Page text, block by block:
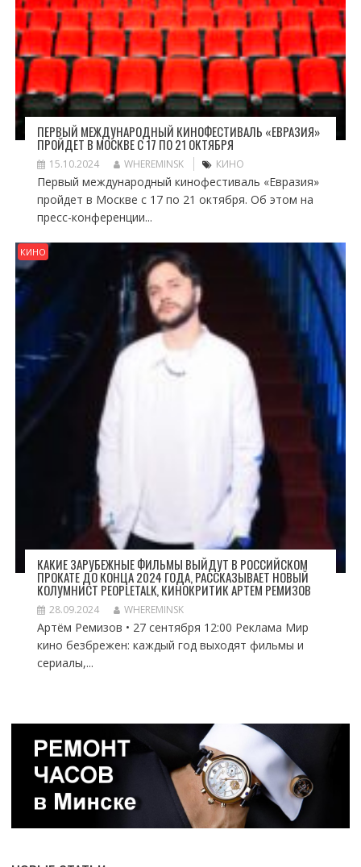
ПЕРВЫЙ МЕЖДУНАРОДНЫЙ КИНОФЕСТИВАЛЬ «ЕВРАЗИЯ»
ПРОЙДЕТ В МОСКВЕ С 17 ПО 21 ОКТЯБРЯ
15.10.2024 WHEREMINSK КИНО
Первый международный кинофестиваль «Евразия»
пройдет в Москве с 17 по 21 октября. Об этом на
пресс-конференции...
КИНО
КАКИЕ ЗАРУБЕЖНЫЕ ФИЛЬМЫ ВЫЙДУТ В РОССИЙСКОМ
ПРОКАТЕ ДО КОНЦА 2024 ГОДА, РАССКАЗЫВАЕТ НОВЫЙ
КОЛУМНИСТ PEOPLETALK, КИНОКРИТИК АРТЕМ РЕМИЗОВ
28.09.2024 WHEREMINSK
Артём Ремизов • 27 сентября 12:00 Реклама Мир
кино безбрежен: каждый год выходят фильмы и
сериалы,...